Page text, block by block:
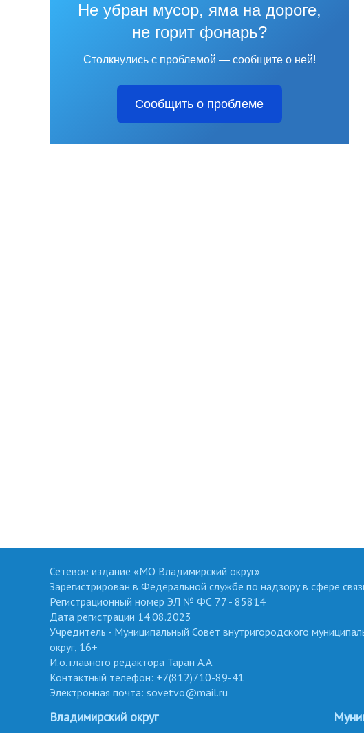
Не убран мусор, яма на дороге,
не горит фонарь?
Столкнулись с проблемой — сообщите о ней!
Сообщить о проблеме
Сетевое издание «МО Владимирский округ»
Зарегистрирован в Федеральной службе по надзору в сфере
Регистрационный номер ЭЛ № ФС 77 - 85814
Дата регистрации 14.08.2023
Учредитель - Муниципальный Совет внутригородского
округ, 16+
И.о. главного редактора Таран А.А.
Контактный телефон: +7(812)710-89-41
Электронная почта: sovetvo@mail.ru
Владимирский округ